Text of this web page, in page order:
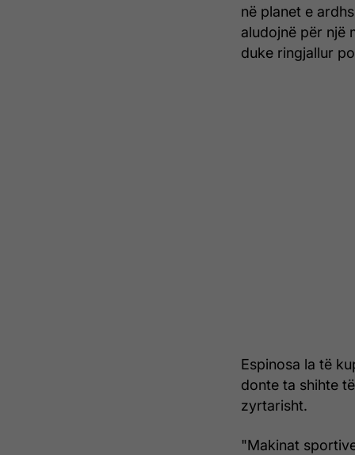
në planet e
aludojnë për një
duke ringjallur
Espinosa la të
donte ta shihte
zyrtarisht.
"Makinat